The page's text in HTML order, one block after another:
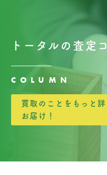
トータルの査定
COLUMN
買取のことをもっと
お届け！